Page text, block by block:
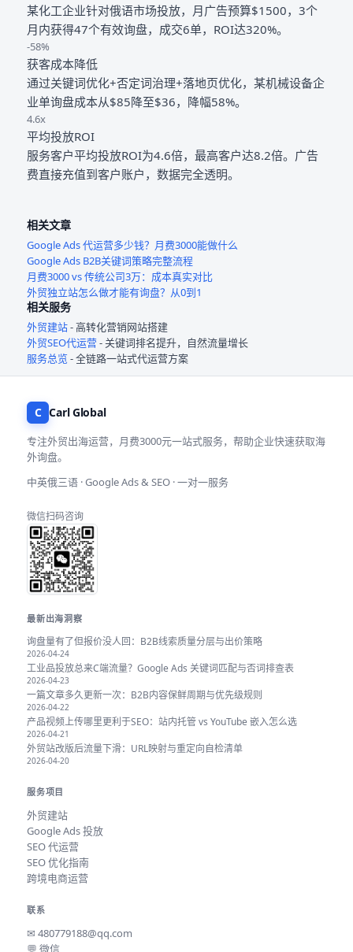
某化工企业针对俄语市场投放，月广告预算$1500，3个
月内获得47个有效询盘，成交6单，ROI达320%。
-58%
获客成本降低
通过关键词优化+否定词治理+落地页优化，某机械设备企
业单询盘成本从$85降至$36，降幅58%。
4.6x
平均投放ROI
服务客户平均投放ROI为4.6倍，最高客户达8.2倍。广告
费直接充值到客户账户，数据完全透明。
相关文章
Google Ads 代运营多少钱？月费3000能做什么
Google Ads B2B关键词策略完整流程
月费3000 vs 传统公司3万：成本真实对比
外贸独立站怎么做才能有询盘？从0到1
相关服务
外贸建站- 高转化营销网站搭建
外贸SEO代运营- 关键词排名提升，自然流量增长
服务总览- 全链路一站式代运营方案
C Carl Global
专注外贸出海运营，月费3000元一站式服务，帮助企业快速获取海
外询盘。
中英俄三语 · Google Ads & SEO · 一对一服务
微信扫码咨询
最新出海洞察
询盘量有了但报价没人回：B2B线索质量分层与出价策略
2026-04-24
工业品投放总来C端流量？Google Ads 关键词匹配与否词排查表
2026-04-23
一篇文章多久更新一次：B2B内容保鲜周期与优先级规则
2026-04-22
产品视频上传哪里更利于SEO：站内托管 vs YouTube 嵌入怎么选
2026-04-21
外贸站改版后流量下滑：URL映射与重定向自检清单
2026-04-20
服务项目
外贸建站
Google Ads 投放
SEO 代运营
SEO 优化指南
跨境电商运营
联系
✉480779188@qq.com
💬 微信